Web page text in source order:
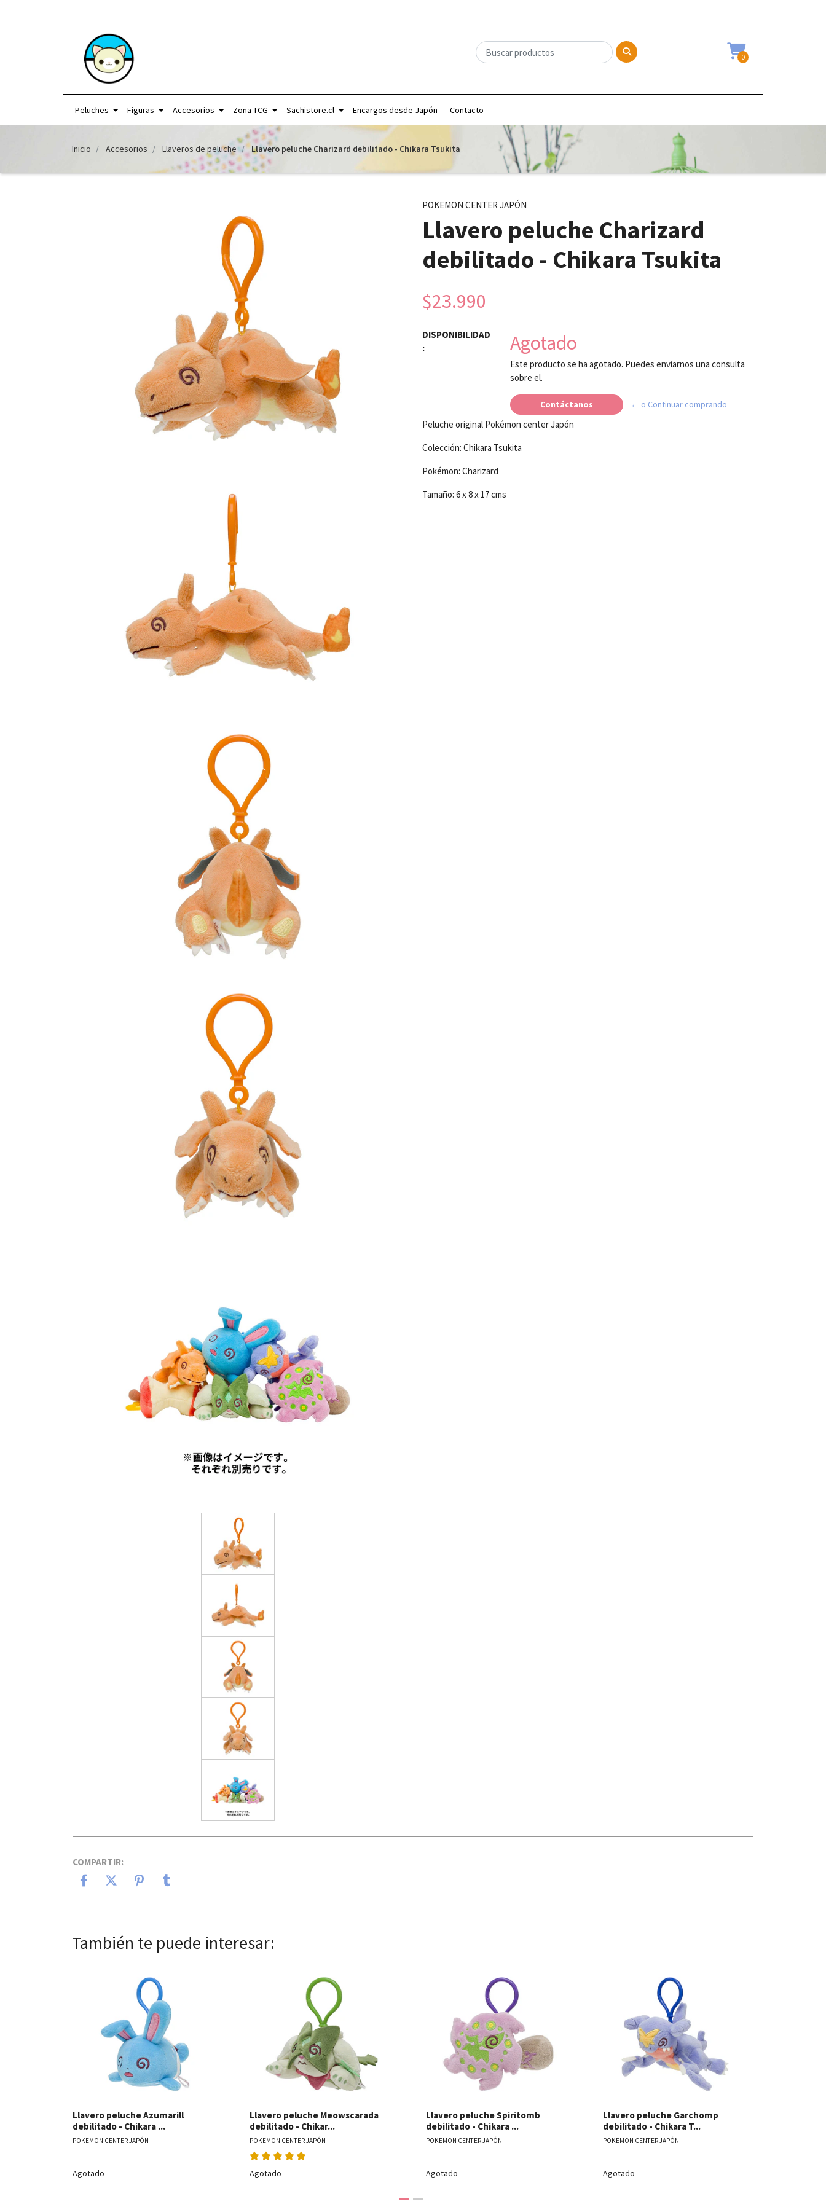
0
Peluches Figuras Accesorios Zona TCG Sachistore.cl Encargos desde Japón Contacto
Inicio Accesorios Llaveros de peluche Llavero peluche Charizard debilitado - Chikara Tsukita
POKEMON CENTER JAPÓN
Llavero peluche Charizard
debilitado - Chikara Tsukita
$23.990
DISPONIBILIDAD
:
Agotado
Este producto se ha agotado. Puedes enviarnos una consulta
sobre el.
Contáctanos ← o Continuar comprando
Peluche original Pokémon center Japón
Colección: Chikara Tsukita
Pokémon: Charizard
Tamaño: 6 x 8 x 17 cms
COMPARTIR:
También te puede interesar:
Llavero peluche Azumarill
debilitado - Chikara ...
POKEMON CENTER JAPÓN
Agotado
Ver detalles
Llavero peluche Meowscarada
debilitado - Chikar...
POKEMON CENTER JAPÓN
Agotado
Ver detalles
Llavero peluche Spiritomb
debilitado - Chikara ...
POKEMON CENTER JAPÓN
Agotado
Llavero peluche Garchomp
debilitado - Chikara T...
POKEMON CENTER JAPÓN
Agotado